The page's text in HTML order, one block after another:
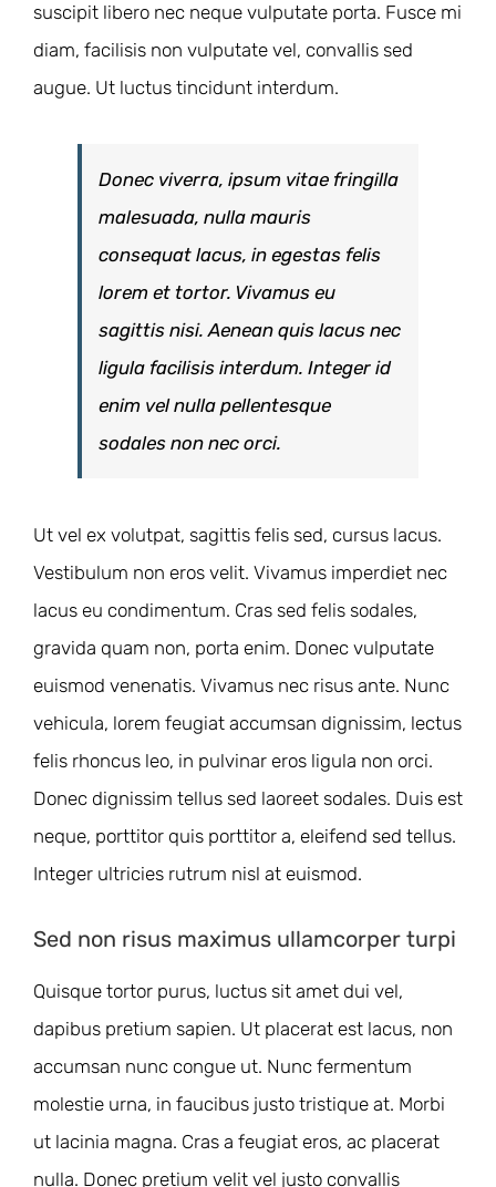
suscipit libero nec neque vulputate porta. Fusce mi
diam, facilisis non vulputate vel, convallis sed
augue. Ut luctus tincidunt interdum.
Donec viverra, ipsum vitae fringilla
malesuada, nulla mauris
consequat lacus, in egestas felis
lorem et tortor. Vivamus eu
sagittis nisi. Aenean quis lacus nec
ligula facilisis interdum. Integer id
enim vel nulla pellentesque
sodales non nec orci.
Ut vel ex volutpat, sagittis felis sed, cursus lacus.
Vestibulum non eros velit. Vivamus imperdiet nec
lacus eu condimentum. Cras sed felis sodales,
gravida quam non, porta enim. Donec vulputate
euismod venenatis. Vivamus nec risus ante. Nunc
vehicula, lorem feugiat accumsan dignissim, lectus
felis rhoncus leo, in pulvinar eros ligula non orci.
Donec dignissim tellus sed laoreet sodales. Duis est
neque, porttitor quis porttitor a, eleifend sed tellus.
Integer ultricies rutrum nisl at euismod.
Sed non risus maximus ullamcorper turpi
Quisque tortor purus, luctus sit amet dui vel,
dapibus pretium sapien. Ut placerat est lacus, non
accumsan nunc congue ut. Nunc fermentum
molestie urna, in faucibus justo tristique at. Morbi
ut lacinia magna. Cras a feugiat eros, ac placerat
nulla. Donec pretium velit vel justo convallis